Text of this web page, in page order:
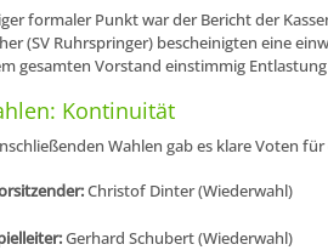
formaler Punkt war der Bericht der
(SV Ruhrspringer) bescheinigten eine
gesamten Vorstand einstimmig
Kontinuität
Wahlen gab es klare Voten
Christof Dinter (Wiederwahl)
Gerhard Schubert (Wiederwahl)